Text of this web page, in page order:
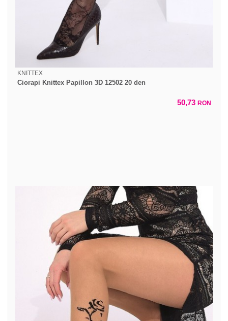
KNITTEX
Ciorapi Knittex Papillon 3D 12502 20 den
50,73 RON